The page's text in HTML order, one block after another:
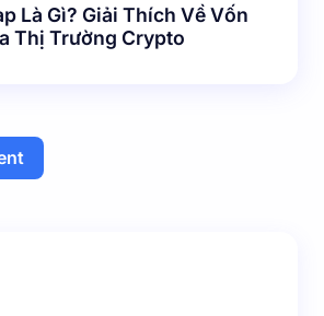
Là Gì? Giải Thích Về Vốn
Thị Trường Crypto
không được hiển thị công khai.